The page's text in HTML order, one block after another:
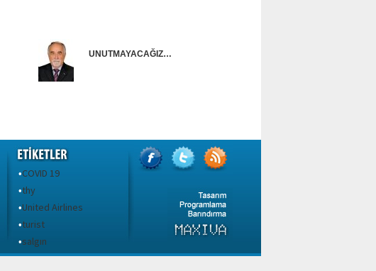
UNUTMAYACAĞIZ…
•COVID 19
•thy
•United Airlines
•turist
•salgın